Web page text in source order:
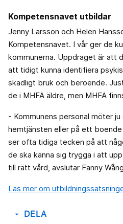
Kompetensnavet utbildar
Jenny Larsson och Helen
Kompetensnavet. I vår ger de
kommunerna. Uppdraget är att
att tidigt kunna identifiera
skadligt bruk och beroende.
de i MHFA äldre, men MHFA
- Kommunens personal möter ju
hemtjänsten eller på ett
ser ofta tidiga tecken på att
de ska känna sig trygga i att
till rätt vård, avslutar Fanny
Läs mer om
arrow_drop_down DELA